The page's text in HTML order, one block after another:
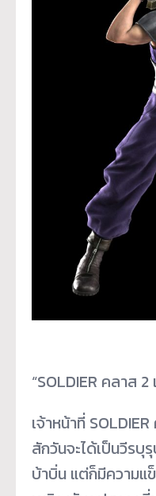
“SOLDIER คลาส
เจ้าหน้าที่
สักวันจะได้เป็นวีรบุ
บ้าบิ่น แต่ก็มีความแ